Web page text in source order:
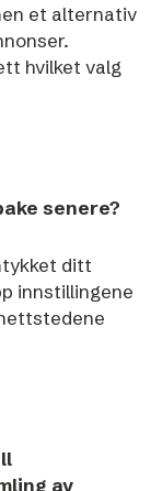
et alternativ
hvilket valg
senere?
ditt
innstillingene
av